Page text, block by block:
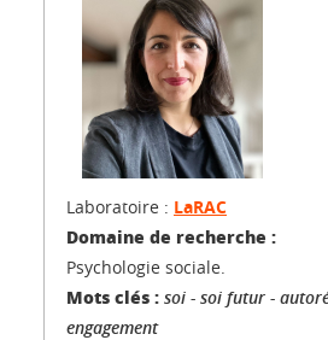
Laboratoire : LaRAC
Domaine de recherche :
Psychologie sociale.
Mots clés : soi - soi futur -
engagement